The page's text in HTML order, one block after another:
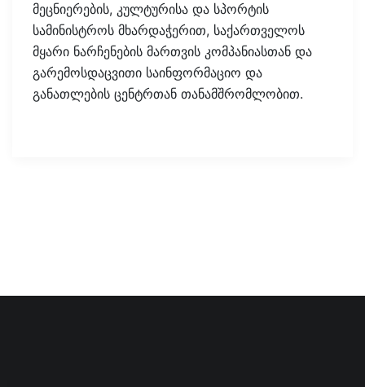
მეცნიერების, კულტურისა და სპორტის
სამინისტროს მხარდაჭერით, საქართველოს
მყარი ნარჩენების მართვის კომპანიასთან და
გარემოსდაცვითი საინფორმაციო და
განათლების ცენტრთან თანამშრომლობით.